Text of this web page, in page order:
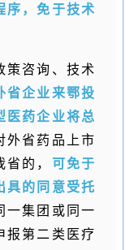
序，免于技术
策咨询、技术
省企业来鄂投
医药企业将总
外省药品上市
的， 可免于
具的同意受托
一集团或同一
报第二类医疗